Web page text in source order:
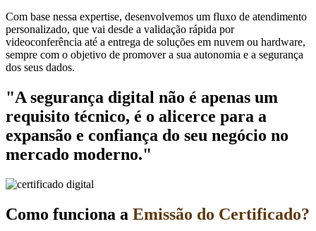
Com base nessa expertise, desenvolvemos um fluxo de atendimento
personalizado, que vai desde a validação rápida por
videoconferência até a entrega de soluções em nuvem ou hardware,
sempre com o objetivo de promover a sua autonomia e a segurança
dos seus dados.
"A segurança digital não é apenas um
requisito técnico, é o alicerce para a
expansão e confiança do seu negócio no
mercado moderno."
Como funciona a Emissão do Certificado?